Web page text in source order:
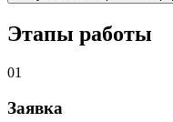
Этапы работы
01
Заявка